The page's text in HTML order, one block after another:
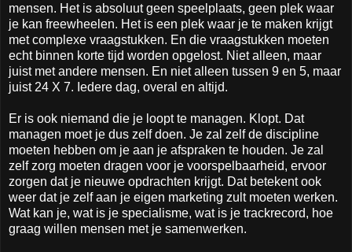
mensen. Het is absoluut geen speelplaats, geen plek waar
je kan freewheelen. Het is een plek waar je te maken krijgt
met complexe vraagstukken. En die vraagstukken moeten
echt binnen korte tijd worden opgelost. Niet alleen, maar
juist met andere mensen. En niet alleen tussen 9 en 5, maar
juist 24 X 7. Iedere dag, overal en altijd.
Er is ook niemand die je loopt te managen. Klopt. Dat
managen moet je dus zelf doen. Je zal zelf de discipline
moeten hebben om je aan je afspraken te houden. Je zal
zelf zorg moeten dragen voor je voorspelbaarheid, ervoor
zorgen dat je nieuwe opdrachten krijgt. Dat betekent ook
weer dat je zelf aan je eigen marketing zult moeten werken.
Wat kan je, wat is je specialisme, wat is je trackrecord, hoe
graag willen mensen met je samenwerken.